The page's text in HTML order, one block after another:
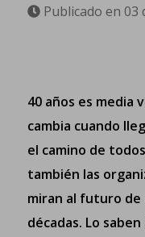
Publicado en 03
40 años es media
cambia cuando
el camino de
también las
miran al futuro
décadas. Lo